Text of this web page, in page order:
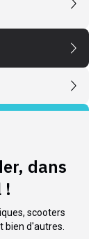
dans
!
scooters
bien d'autres.